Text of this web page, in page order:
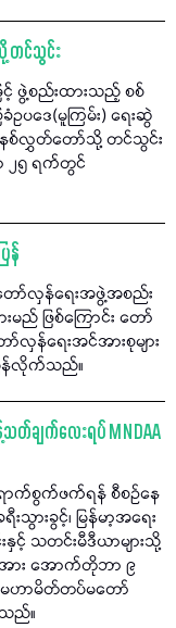
တင်သွင်း
င့် ဖွဲ့စည်းထားသည့် စစ်
ပဒေ(မူကြမ်း) ရေးဆွဲ
နစ်လွှတ်တော်သို့ တင်သွင်း
၂၅ ရက်တွင်
န်
ာ်လှန်ရေးအဖွဲ့အစည်း
ဖြစ်ကြောင်း တော်
န်ရေးအင်အားစုများ
န်လိုက်သည်။
တ်ချက်လေးရပ် MNDAA
ောက်စွက်ဖက်ရန် စီစဉ်နေ
းသွားခွင့်၊ မြန်မာ့အရေး
နှင့် သတင်းမီဒီယာများသို့
ား အောက်တိုဘာ ၉
မဟာမိတ်တပ်မတော်
ည်။